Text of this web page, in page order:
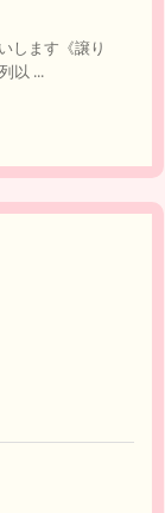
します《譲り
以 ...